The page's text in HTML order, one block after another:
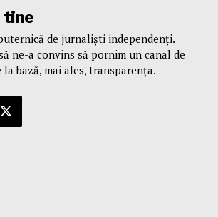
tine
de jurnaliști independenți.
ne-a convins să pornim un canal de
la bază, mai ales, transparența.